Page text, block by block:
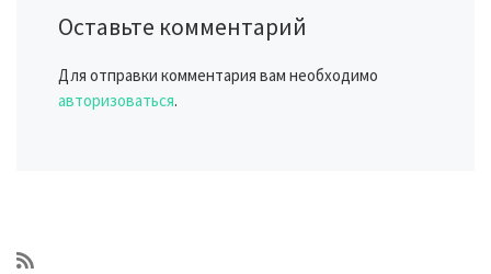
Оставьте комментарий
Для отправки комментария вам необходимо
авторизоваться.